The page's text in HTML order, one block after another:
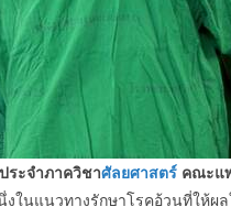
ะจำภาควิชาศัลยศาสตร์ คณะแ
ในแนวทางรักษาโรคอ้วนที่ให้ผ